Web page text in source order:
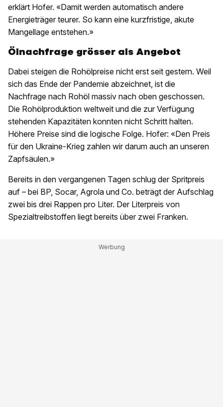
erklärt Hofer. «Damit werden automatisch andere
Energieträger teurer. So kann eine kurzfristige, akute
Mangellage entstehen.»
Ölnachfrage grösser als Angebot
Dabei steigen die Rohölpreise nicht erst seit gestern. Weil
sich das Ende der Pandemie abzeichnet, ist die
Nachfrage nach Rohöl massiv nach oben geschossen.
Die Rohölproduktion weltweit und die zur Verfügung
stehenden Kapazitäten konnten nicht Schritt halten.
Höhere Preise sind die logische Folge. Hofer: «Den Preis
für den Ukraine-Krieg zahlen wir darum auch an unseren
Zapfsäulen.»
Bereits in den vergangenen Tagen schlug der Spritpreis
auf – bei BP, Socar, Agrola und Co. beträgt der Aufschlag
zwei bis drei Rappen pro Liter. Der Literpreis von
Spezialtreibstoffen liegt bereits über zwei Franken.